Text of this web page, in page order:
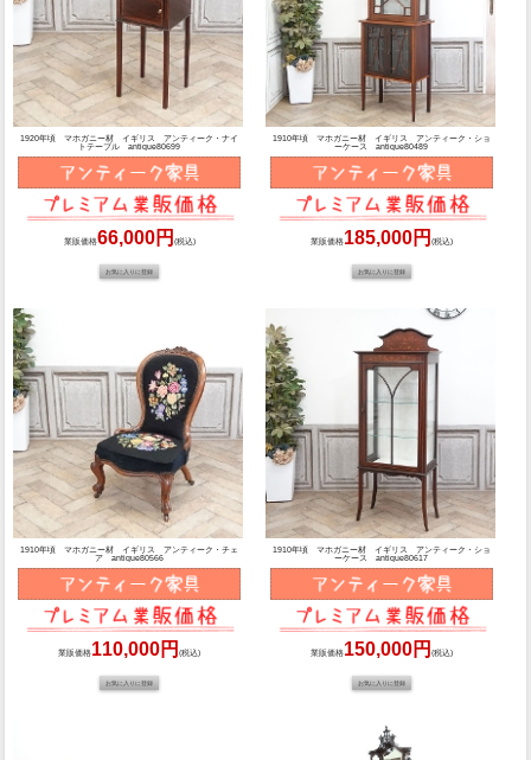
1920年頃 マホガニー材 イギリス アンティーク・ナイ
トテーブル antique80699
業販価格66,000円 (税込)
1910年頃 マホガニー材 イギリス アンティーク・ショ
ーケース antique80489
業販価格185,000円 (税込)
1910年頃 マホガニー材 イギリス アンティーク・チェ
ア antique80566
業販価格110,000円(税込)
1910年頃 マホガニー材 イギリス アンティーク・ショ
ーケース antique80617
業販価格150,000円 (税込)